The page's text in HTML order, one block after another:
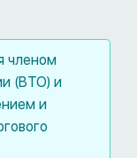
членом
(ВТО) и
и